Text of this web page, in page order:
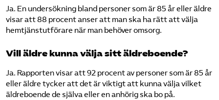
Ja. En undersökning bland personer som är 85 år eller äldre
visar att 88 procent anser att man ska ha rätt att välja
hemtjänstutförare när man behöver omsorg.
Vill äldre kunna välja sitt äldreboende?
Ja. Rapporten visar att 92 procent av personer som är 85 år
eller äldre tycker att det är viktigt att kunna välja vilket
äldreboende de själva eller en anhörig ska bo på.